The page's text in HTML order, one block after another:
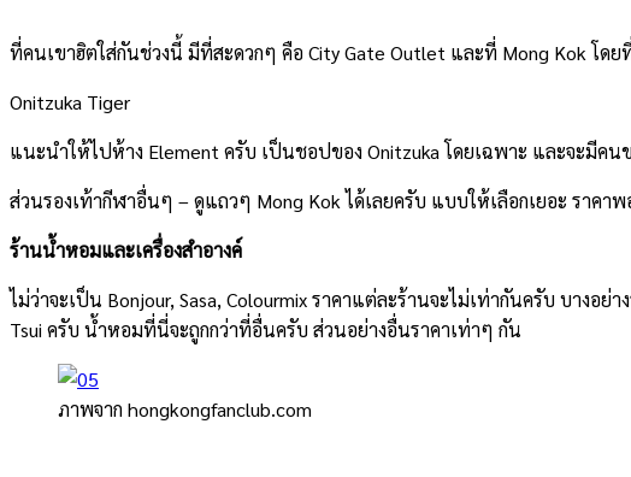
ที่คนเขาฮิตใส่กันช่วงนี้ มีที่สะดวกๆ คือ City Gate Outlet และที่ Mong Kok โด
Onitzuka Tiger
แนะนำให้ไปห้าง Element ครับ เป็นชอปของ Onitzuka โดยเฉพาะ และจะมีค
ส่วนรองเท้ากีฬาอื่นๆ – ดูแถวๆ Mong Kok ได้เลยครับ แบบให้เลือกเยอะ ราค
ร้านน้ำหอมและเครื่องสำอางค์
ไม่ว่าจะเป็น Bonjour, Sasa, Colourmix ราคาแต่ละร้านจะไม่เท่ากันครับ บาง
Tsui ครับ น้ำหอมที่นี่จะถูกกว่าที่อื่นครับ ส่วนอย่างอื่นราคาเท่าๆ กัน
ภาพจาก hongkongfanclub.com